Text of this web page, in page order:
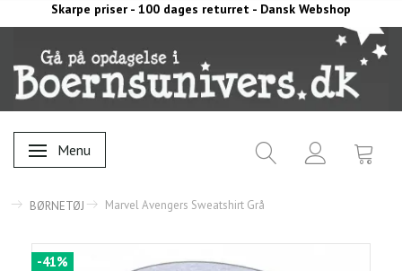
Skarpe priser - 100 dages returret - Dansk Webshop
Skifte navigation
Menu
BØRNETØJ Marvel Avengers Sweatshirt Grå
-41%